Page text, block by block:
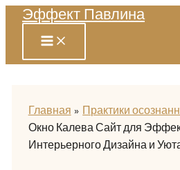
Перейти
содержимому
Эффект Павлина
Главная
Практики
Окно Калева Сайт для
Интерьерного Дизайна и